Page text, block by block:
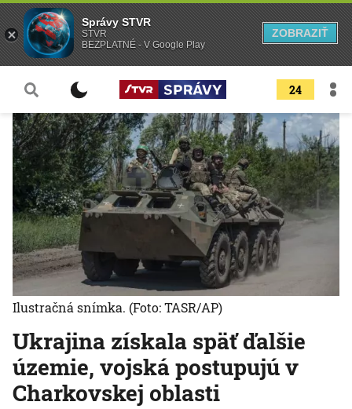
24
Ukrajina získala späť ďalšie
územie, vojská postupujú v
Charkovskej oblasti
Ilustračná snímka. (Foto: TASR/AP)
Správy STVR
STVR
BEZPLATNÉ - V Google Play
ZOBRAZIŤ